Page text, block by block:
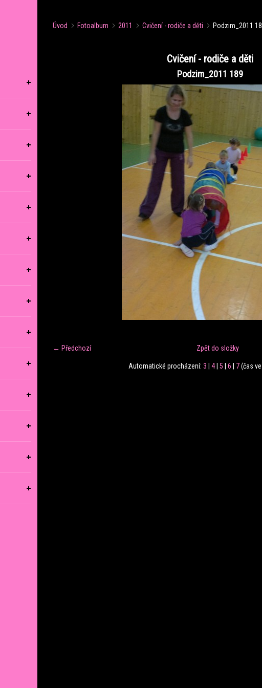
Úvod Fotoalbum 2011 Cvičení - rodiče a děti Podzim_2011
Cvičení - rodiče a děti
Podzim_2011 189
← Předchozí Zpět do složky
Automatické procházení: 3 4| 5 6 7(čas